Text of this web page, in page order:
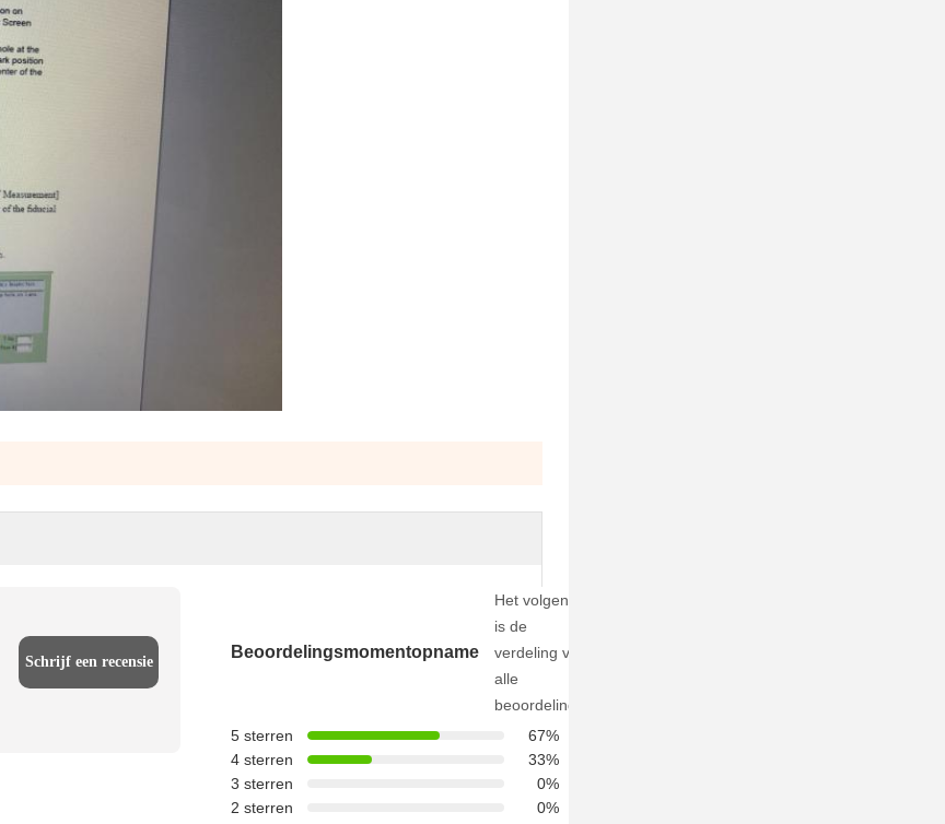
Schrijf een recensie
Beoordelingsmomentopname
Het volgende
is de
verdeling van
alle
beoordelingen
5 sterren
67%
4 sterren
33%
3 sterren
0%
2 sterren
0%